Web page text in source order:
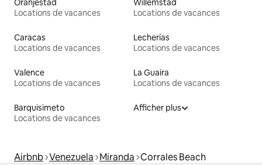
Oranjestad
Locations de vacances
Willemstad
Locations de vacances
Caracas
Locations de vacances
Lecherías
Locations de vacances
Valence
Locations de vacances
La Guaira
Locations de vacances
Barquisimeto
Locations de vacances
Afficher plus
Airbnb Venezuela Miranda Corrales Beach